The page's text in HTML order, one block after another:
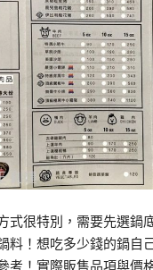
式很特別，需要先選鍋
料！想吃多少錢的鍋自
考！實際販售品項與價